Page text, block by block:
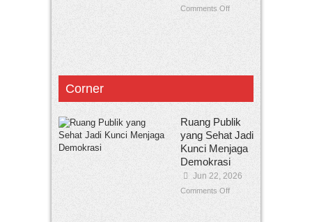
Comments Off
Corner
Ruang Publik
yang Sehat Jadi
Kunci Menjaga
Demokrasi
Jun 22, 2026
Comments Off